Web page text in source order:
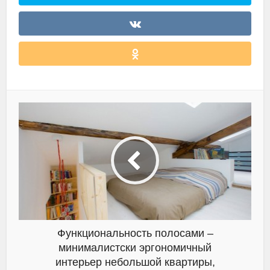
Функциональность полосами –
минималистски эргономичный
интерьер небольшой квартиры,